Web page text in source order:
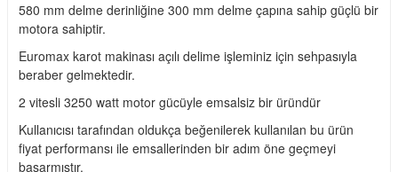
580 mm delme derinliğine 300 mm delme çapına sahip güçlü bir
motora sahiptir.
Euromax karot makinası açılı delime işleminiz için sehpasıyla
beraber gelmektedir.
2 vitesli 3250 watt motor gücüyle emsalsiz bir üründür
Kullanıcısı tarafından oldukça beğenilerek kullanılan bu ürün
fiyat performansı ile emsallerinden bir adım öne geçmeyi
başarmıştır.